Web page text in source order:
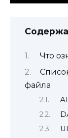
Что
файла